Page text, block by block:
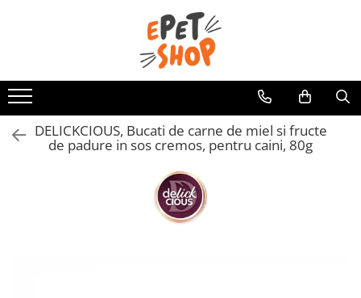
Hrana uscata
Hrana umeda
Recompense
Hrana uscata
Hrana umeda
Recompense
Ansambluri de joaca, sisaluri
DELICKCIOUS, Bucati de carne de miel si fructe
de padure in sos cremos, pentru caini, 80g